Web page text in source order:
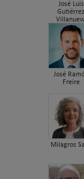
José Luis
Gutiérrez
José
Freire
Milagros